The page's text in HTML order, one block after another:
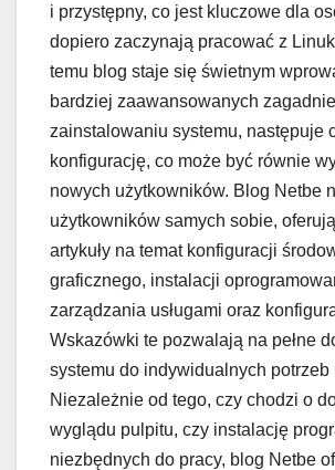
i przystępny, co jest kluczowe dla
dopiero zaczynają pracować z
temu blog staje się świetnym
bardziej zaawansowanych
zainstalowaniu systemu, następuje
konfigurację, co może być równie
nowych użytkowników. Blog Netbe
użytkowników samych sobie,
artykuły na temat konfiguracji
graficznego, instalacji
zarządzania usługami oraz
Wskazówki te pozwalają na pełne
systemu do indywidualnych potrzeb
Niezależnie od tego, czy chodzi o
wyglądu pulpitu, czy instalację
niezbędnych do pracy, blog Netbe